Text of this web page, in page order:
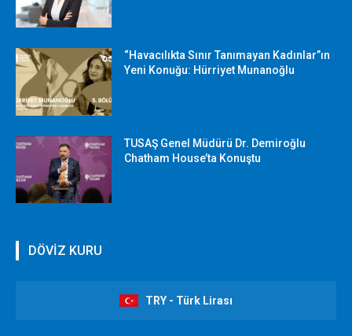
“Havacılıkta Sınır Tanımayan Kadınlar”ın
Yeni Konuğu: Hürriyet Munanoğlu
TUSAŞ Genel Müdürü Dr. Demiroğlu
Chatham House’ta Konuştu
DÖVİZ KURU
TRY - Türk Lirası